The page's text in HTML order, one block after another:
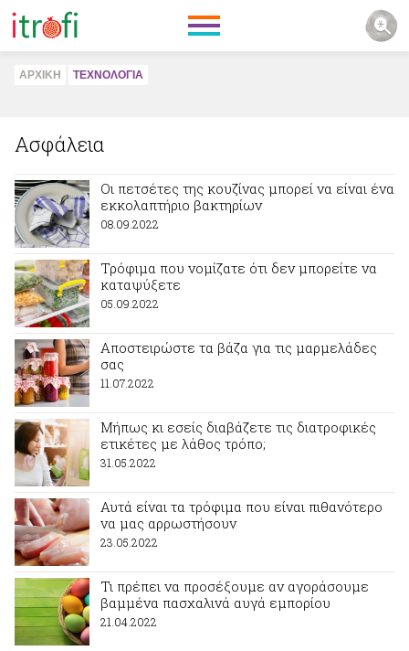
ΑΡΧΙΚΗ ΤΕΧΝΟΛΟΓΙΑ
Ασφάλεια
Οι πετσέτες της κουζίνας μπορεί να είναι ένα
εκκολαπτήριο βακτηρίων
08.09.2022
Τρόφιμα που νομίζατε ότι δεν μπορείτε να
καταψύξετε
05.09.2022
Αποστειρώστε τα βάζα για τις μαρμελάδες
σας
11.07.2022
Μήπως κι εσείς διαβάζετε τις διατροφικές
ετικέτες με λάθος τρόπο;
31.05.2022
Αυτά είναι τα τρόφιμα που είναι πιθανότερο
να μας αρρωστήσουν
23.05.2022
Τι πρέπει να προσέξουμε αν αγοράσουμε
βαμμένα πασχαλινά αυγά εμπορίου
21.04.2022